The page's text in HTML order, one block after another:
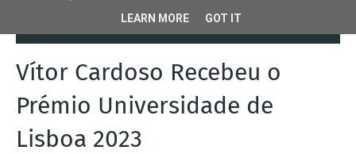
Eventos
Vítor Cardoso Recebeu o Prémio
Vítor Cardoso Recebeu o
Prémio Universidade de
Lisboa 2023
LEARN MORE GOT IT